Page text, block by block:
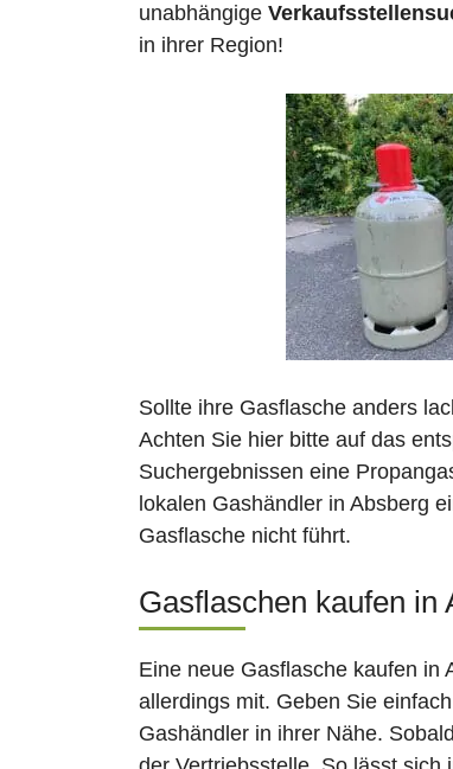
unabhängige
in ihrer Region!
Sollte ihre Gasflasche anders
Achten Sie hier bitte auf das
Suchergebnissen eine
lokalen Gashändler in Absberg
Gasflasche nicht führt.
Gasflaschen kaufen in
Eine neue Gasflasche kaufen in
allerdings mit. Geben Sie
Gashändler in ihrer Nähe.